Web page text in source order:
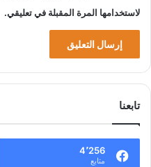
لاستخدامها المرة المقبلة في تعليقي.
تابعنا
4٬256
متابع